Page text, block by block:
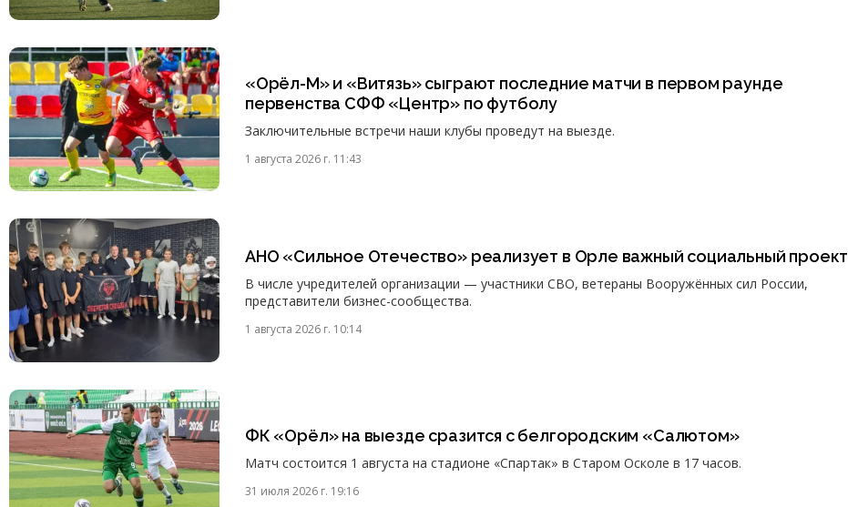
«Орёл-М» и «Витязь» сыграют последние матчи в первом раунде
первенства СФФ «Центр» по футболу
Заключительные встречи наши клубы проведут на выезде.
1 августа 2026 г. 11:43
АНО «Сильное Отечество» реализует в Орле важный социальный проект
В числе учредителей организации — участники СВО, ветераны Вооружённых сил России,
представители бизнес-сообщества.
1 августа 2026 г. 10:14
ФК «Орёл» на выезде сразится с белгородским «Салютом»
Матч состоится 1 августа на стадионе «Спартак» в Старом Осколе в 17 часов.
31 июля 2026 г. 19:16